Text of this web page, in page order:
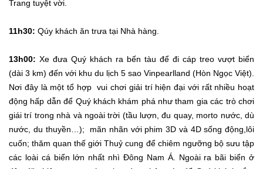
Trang tuyệt vời.
11h30: Qúy khách ăn trưa tại Nhà hàng.
13h00: Xe đưa Quý khách ra bến tàu để đi cáp treo vượt biển
(dài 3 km) đến với khu du lịch 5 sao Vinpearlland (Hòn Ngọc Việt).
Nơi đây là một tổ hợp vui chơi giải trí hiện đại với rất nhiều hoạt
động hấp dẫn để Quý khách khám phá như tham gia các trò chơi
giái trí trong nhà và ngoài trời (tầu lượn, đu quay, morto nước, dù
nước, du thuyền…); mãn nhãn với phim 3D và 4D sống động,lôi
cuốn; thăm quan thế giới Thuỷ cung để chiêm ngưỡng bộ sưu tập
các loài cá biển lớn nhất nhì Đông Nam Á. Ngoài ra bãi biển ở